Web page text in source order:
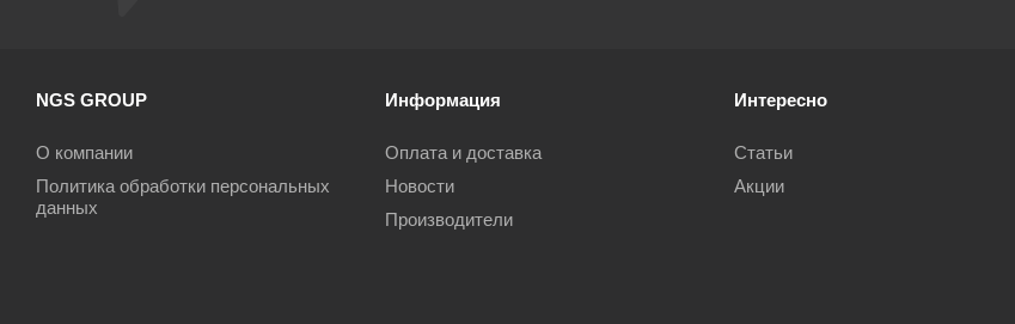
NGS GROUP
О компании
Политика обработки персональных
данных
Информация
Оплата и доставка
Новости
Производители
Интересно
Статьи
Акции